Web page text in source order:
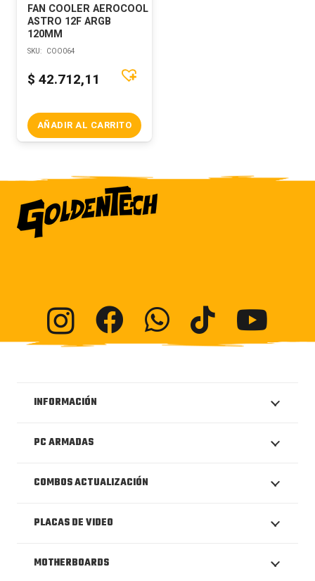
FAN COOLER AEROCOOL
ASTRO 12F ARGB
120MM
SKU: COO064
$ 42.712,11
AÑADIR AL CARRITO
INFORMACIÓN
PC ARMADAS
COMBOS ACTUALIZACIÓN
PLACAS DE VIDEO
MOTHERBOARDS